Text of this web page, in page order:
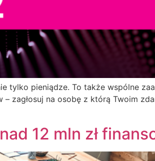
tylko pieniądze. To także wspólne
zagłosuj na osobę z którą Twoim
12 mln zł